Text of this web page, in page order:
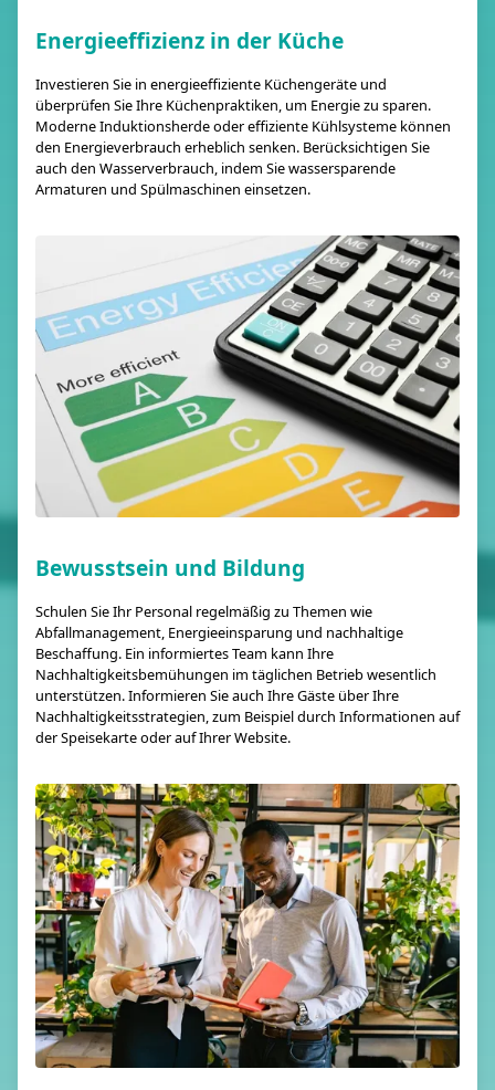
Energieeffizienz in der Küche
Investieren Sie in energieeffiziente Küchengeräte und
überprüfen Sie Ihre Küchenpraktiken, um Energie zu sparen.
Moderne Induktionsherde oder effiziente Kühlsysteme können
den Energieverbrauch erheblich senken. Berücksichtigen Sie
auch den Wasserverbrauch, indem Sie wassersparende
Armaturen und Spülmaschinen einsetzen.
Bewusstsein und Bildung
Schulen Sie Ihr Personal regelmäßig zu Themen wie
Abfallmanagement, Energieeinsparung und nachhaltige
Beschaffung. Ein informiertes Team kann Ihre
Nachhaltigkeitsbemühungen im täglichen Betrieb wesentlich
unterstützen. Informieren Sie auch Ihre Gäste über Ihre
Nachhaltigkeitsstrategien, zum Beispiel durch Informationen auf
der Speisekarte oder auf Ihrer Website.